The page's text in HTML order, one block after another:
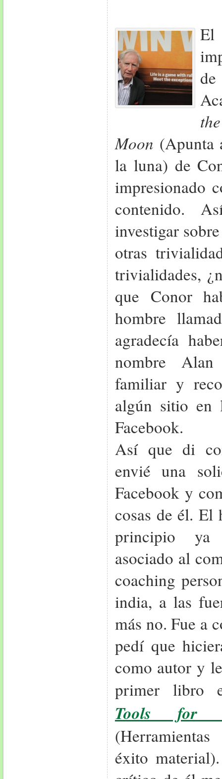
Moon (Apunta
la luna) de
impresionado
contenido.
investigar
otras
trivialidades,
que Conor
hombre
agradecía
nombre
familiar y
algún sitio en
Facebook.
Así que di
envié una
Facebook y
cosas de él. El
principio ya
asociado al
coaching
india, a las
más no. Fue a
pedí que
como autor y
primer libro
Tools for
éxito